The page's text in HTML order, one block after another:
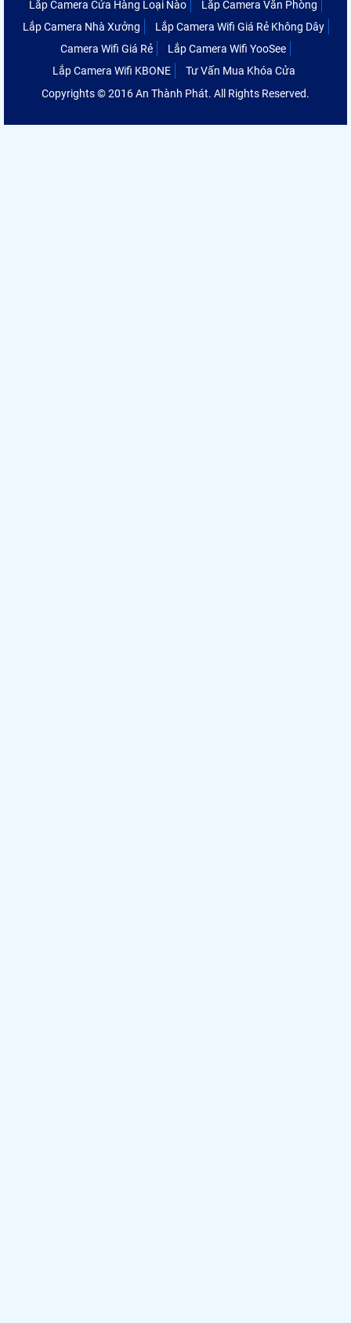
Lắp Camera Cửa Hàng Loại Nào
Lắp Camera Văn Phòng
Lắp Camera Nhà Xưởng
Lắp Camera Wifi Giá Rẻ Không Dây
Camera Wifi Giá Rẻ
Lắp Camera Wifi YooSee
Lắp Camera Wifi KBONE
Tư Vấn Mua Khóa Cửa
Copyrights © 2016 An Thành Phát. All Rights Reserved.